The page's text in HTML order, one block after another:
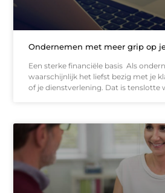
Ondernemen met meer grip op
Een sterke financiële basis Als
waarschijnlijk het liefst bezig met je
of je dienstverlening. Dat is tenslotte